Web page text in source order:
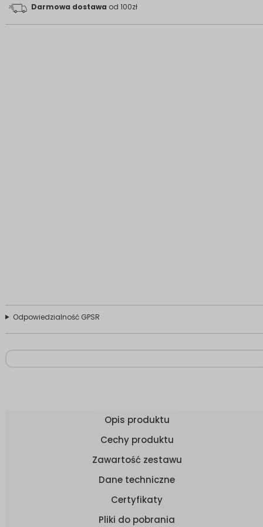
Darmowa dostawa od 100zł
Odpowiedzialność GPSR
Opis produktu
Cechy produktu
Zawartość zestawu
Dane techniczne
Certyfikaty
Pliki do pobrania